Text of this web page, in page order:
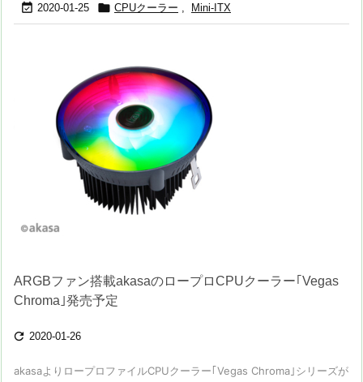
 2020-01-25  CPUクーラー , Mini-ITX
ARGBファン搭載akasaのロープロCPUクーラー｢Vegas
Chroma｣発売予定
 2020-01-26
akasaよりロープロファイルCPUクーラー｢Vegas Chroma｣シリーズが